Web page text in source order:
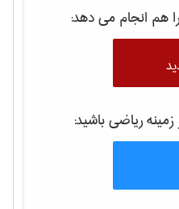
هم انجام می دهد:
رياضیباشید: